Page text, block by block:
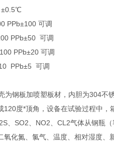
±0.5℃
PPb±100 可调
PPb±50 可调
PPb±20 可调
PPb±5 可调
为钢板加喷塑板材，内胆为304不
120度*顶角，设备在试验过程中，
、SO2、NO2、CL2气体从钢瓶
氧化氮、氯气、温度、相对湿度